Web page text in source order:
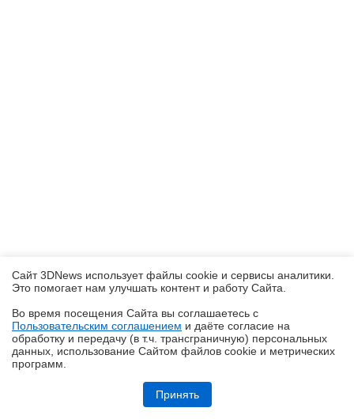
Обзор ноутбука ASUS Zenbook Duo UX8407A (UX8407AA-SN279X) с
Сайт 3DNews использует файлы cookie и сервисы аналитики.
Это помогает нам улучшать контент и работу Cайта.
Во время посещения Cайта вы соглашаетесь с
Пользовательским соглашением и даёте согласие на
обработку и передачу (в т.ч. трансграничную) персональных
данных, использование Cайтом файлов cookie и метрических
программ.
Принять